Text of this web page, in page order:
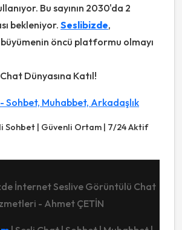
Bu sayının 2030'da 2
bekleniyor. Seslibizde,
öncü platformu olmayı
Dünyasına Katıl!
Sohbet, Muhabbet, Arkadaşlık
Sohbet | Güvenli Ortam | 7/24 Aktif
İnternet Seslive Görüntülü Chat
- Ahmet ÇETİN